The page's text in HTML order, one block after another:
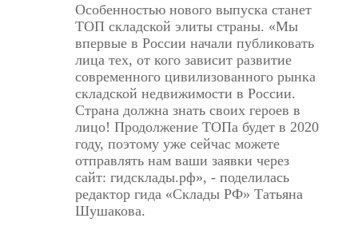
Особенностью нового выпуска станет
ТОП складской элиты страны. «Мы
впервые в России начали публиковать
лица тех, от кого зависит развитие
современного цивилизованного рынка
складской недвижимости в России.
Страна должна знать своих героев в
лицо! Продолжение ТОПа будет в 2020
году, поэтому уже сейчас можете
отправлять нам ваши заявки через
сайт: гидсклады.рф», - поделилась
редактор гида «Склады РФ» Татьяна
Шушакова.